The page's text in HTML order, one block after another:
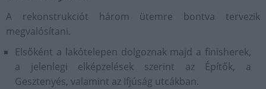
A rekonstrukciót három ütemre bontva tervezik
megvalósítani.
Elsőként a lakótelepen dolgoznak majd a finisherek,
a jelenlegi elképzelések szerint az Építők, a
Gesztenyés, valamint az Ifjúság utcákban.